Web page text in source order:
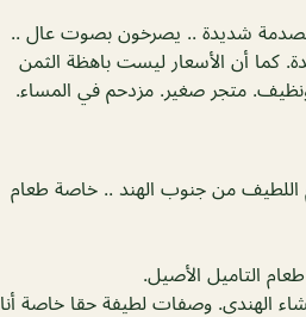
بصدمة شديدة .. يصرخون بصوت عال ..
كما أن الأسعار ليست باهظة الثمن
متجر صغير. مزدحم في المساء.
اللطيف من جنوب الهند .. خاصة طعام
التاميل الأصيل.
الهندي. وصفات لطيفة حقا خاصة أنا